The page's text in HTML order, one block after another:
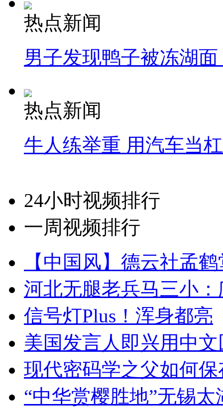
热点新闻
男子发现鸭子被冻湖
热点新闻
牛人练举重 用汽车当
24小时视频排行
一周视频排行
【中国风】德云社孟
河北无腿老兵马三小
信号灯Plus！浑身都亮
美国发言人即兴用中
现代密码学之父如何
“中华赏樱胜地”无锡